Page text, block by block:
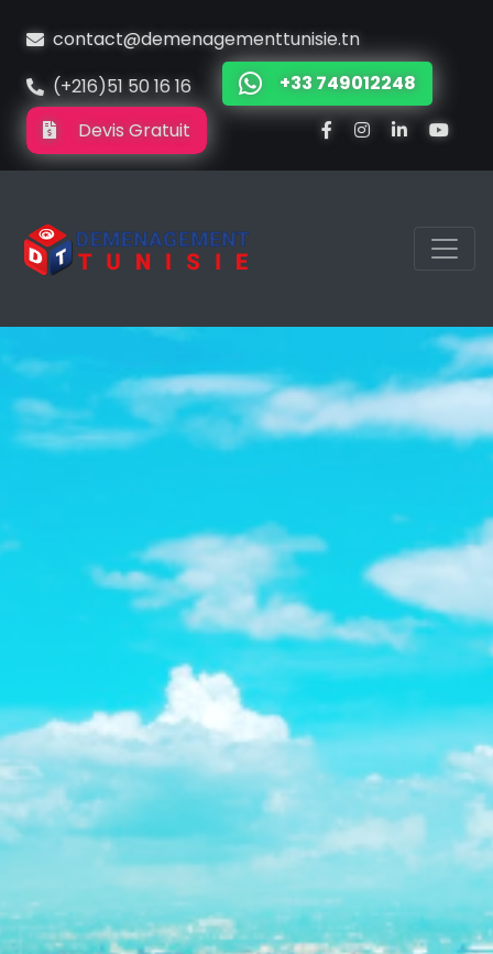
contact@demenagementtunisie.tn
(+216)51 50 16 16
+33 749012248
Devis Gratuit